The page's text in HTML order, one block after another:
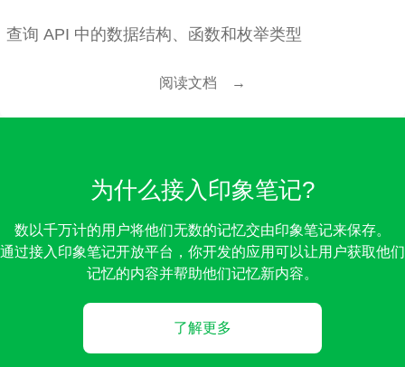
查询 API 中的数据结构、函数和枚举类型
阅读文档 →
为什么接入印象笔记?
数以千万计的用户将他们无数的记忆交由印象笔记来保存。
通过接入印象笔记开放平台，你开发的应用可以让用户获取他们
记忆的内容并帮助他们记忆新内容。
了解更多